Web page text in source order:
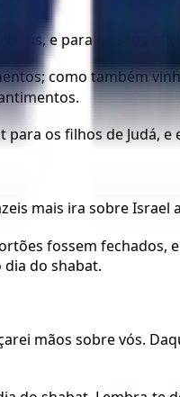
e para os seus
como também
os filhos de Judá, e
mais ira sobre
fossem
do shabat.
mãos sobre vós.